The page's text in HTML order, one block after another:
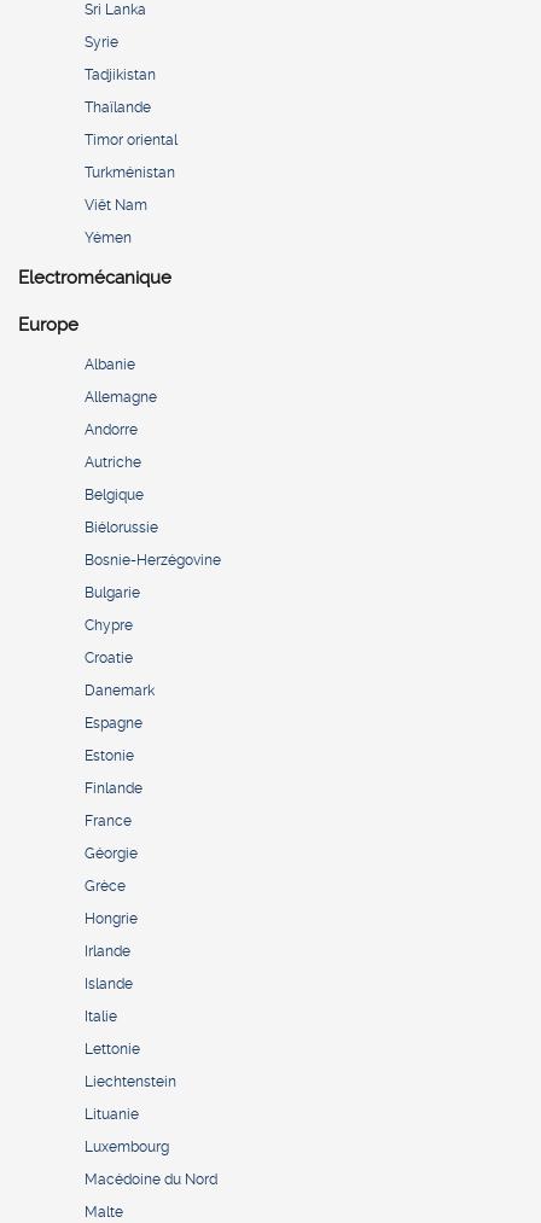
Sri Lanka
Syrie
Tadjikistan
Thaïlande
Timor oriental
Turkménistan
Viêt Nam
Yémen
Electromécanique
Europe
Albanie
Allemagne
Andorre
Autriche
Belgique
Biélorussie
Bosnie-Herzégovine
Bulgarie
Chypre
Croatie
Danemark
Espagne
Estonie
Finlande
France
Géorgie
Grèce
Hongrie
Irlande
Islande
Italie
Lettonie
Liechtenstein
Lituanie
Luxembourg
Macédoine du Nord
Malte